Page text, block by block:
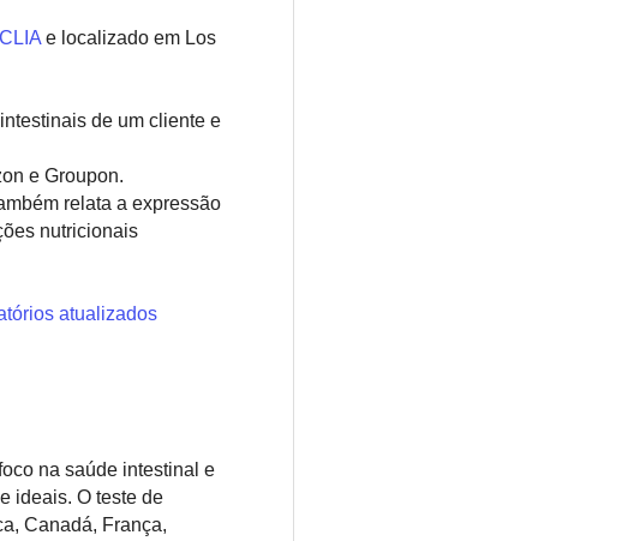
e localizado em Los
de um cliente e
e Groupon.
relata a expressão
nutricionais
atualizados
na saúde intestinal e
ideais. O teste de
Canadá, França,